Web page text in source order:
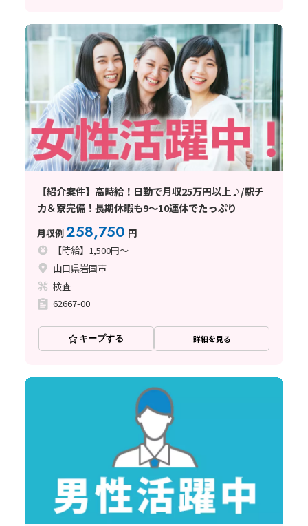
【紹介案件】高時給！日勤で月収25万円以上♪/駅チ
カ＆寮完備！長期休暇も9～10連休でたっぷり
月収例258,750 円
【時給】1,500円～
山口県岩国市
検査
62667-00
キープする 詳細を見る